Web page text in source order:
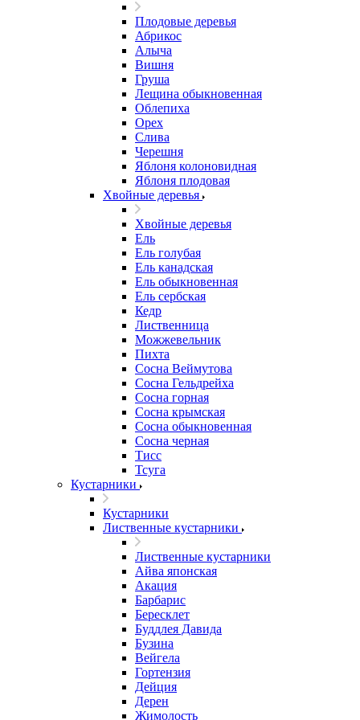
Плодовые деревья
Абрикос
Алыча
Вишня
Груша
Лещина обыкновенная
Облепиха
Орех
Слива
Черешня
Яблоня колоновидная
Яблоня плодовая
Хвойные деревья
Хвойные деревья
Ель
Ель голубая
Ель канадская
Ель обыкновенная
Ель сербская
Кедр
Лиственница
Можжевельник
Пихта
Сосна Веймутова
Сосна Гельдрейха
Сосна горная
Сосна крымская
Сосна обыкновенная
Сосна черная
Тисс
Тсуга
Кустарники
Кустарники
Лиственные кустарники
Лиственные кустарники
Айва японская
Акация
Барбарис
Бересклет
Буддлея Давида
Бузина
Вейгела
Гортензия
Дейция
Дерен
Жимолость